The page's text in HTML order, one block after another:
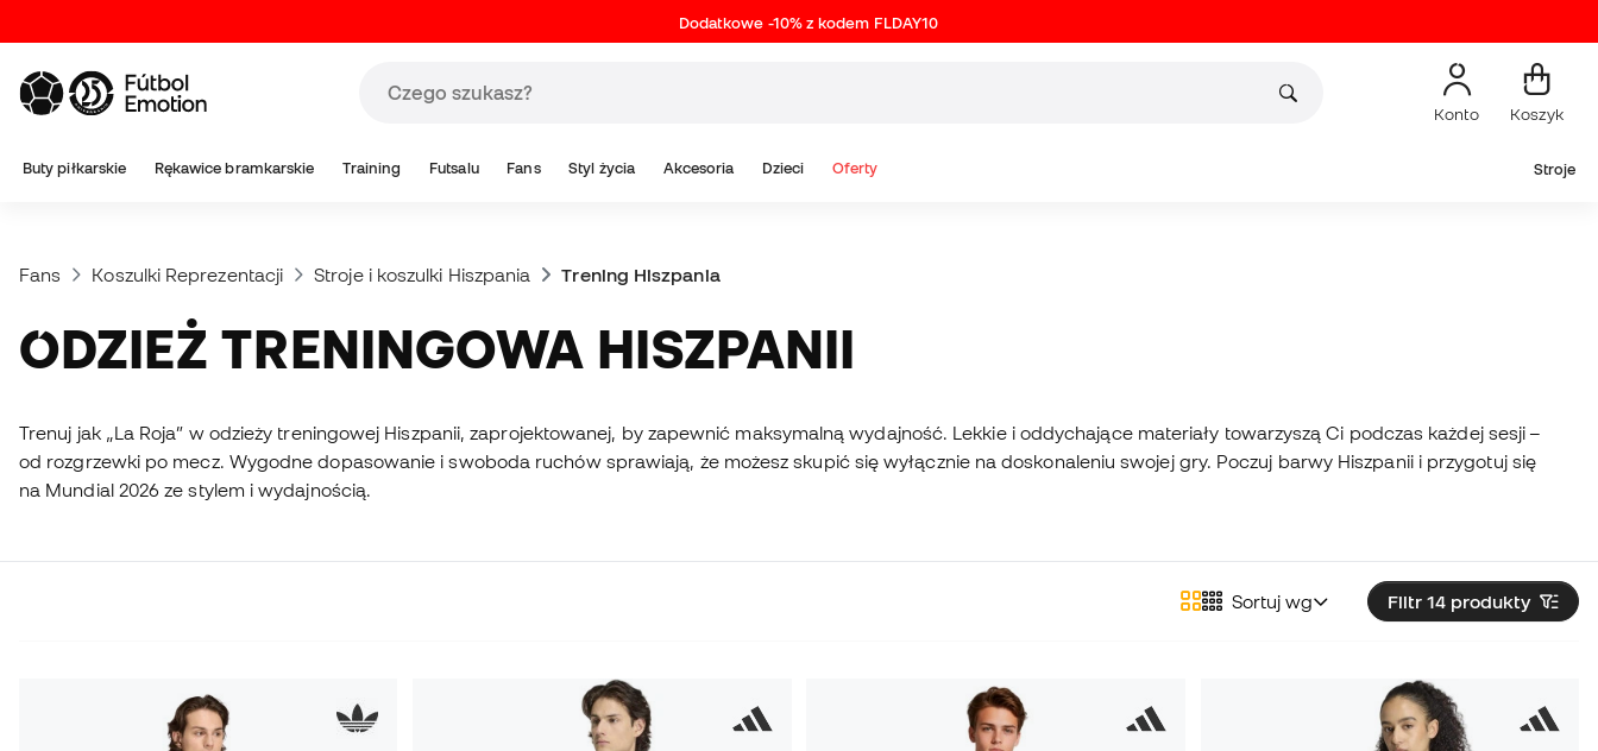
Dodatkowe -10% z kodem FLDAY10
Konto Koszyk
Buty piłkarskie Rękawice bramkarskie Training Futsalu Fans Styl życia Akcesoria Dzieci Oferty Stroje
Fans Koszulki Reprezentacji Stroje i koszulki Hiszpania Trening Hiszpania
ODZIEŻ TRENINGOWA HISZPANII
Trenuj jak „La Roja” w odzieży treningowej Hiszpanii, zaprojektowanej, by zapewnić maksymalną wydajność. Lekkie i oddychające materiały towarzyszą Ci podczas każdej sesji –
od rozgrzewki po mecz. Wygodne dopasowanie i swoboda ruchów sprawiają, że możesz skupić się wyłącznie na doskonaleniu swojej gry. Poczuj barwy Hiszpanii i przygotuj się
na Mundial 2026 ze stylem i wydajnością.
Filtr 14 produkty
Sortuj wg